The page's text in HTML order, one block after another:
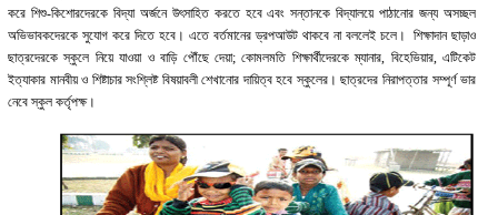
করে শিশু-কিশোরদেরকে বিদ্যা অর্জনে উৎসাহিত করতে হবে এবং সন্তানকে বিদ্যালয়ে পাঠানোর জন্য অসচ্ছল
অভিভাবকদেরকে সুযোগ করে দিতে হবে। এতে বর্তমানের ড্রপআউট থাকবে না বললেই চলে। শিক্ষাদান ছাড়াও
ছাত্রদেরকে স্কুলে নিয়ে যাওয়া ও বাড়ি পৌঁছে দেয়া; কোমলমতি শিক্ষার্থীদেরকে ম্যানার, বিহেভিয়ার, এটিকেট
ইত্যাকার মানবীয় ও শিষ্টাচার সংশ্লিষ্ট বিষয়াবলী শেখানোর দায়িত্ব হবে স্কুলের। ছাত্রদের নিরাপত্তার সম্পূর্ণ ভার
নেবে স্কুল কর্তৃপক্ষ।